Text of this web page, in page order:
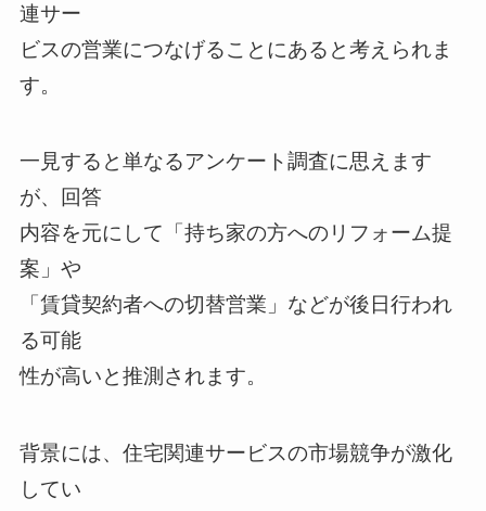
連サー
ビスの営業につなげることにあると考えられま
す。
一見すると単なるアンケート調査に思えます
が、回答
内容を元にして「持ち家の方へのリフォーム提
案」や
「賃貸契約者への切替営業」などが後日行われ
る可能
性が高いと推測されます。
背景には、住宅関連サービスの市場競争が激化
してい